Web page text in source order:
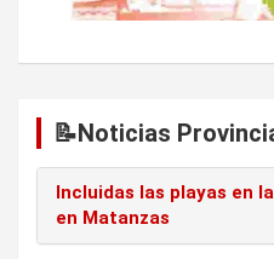
📝Noticias
Incluidas las playas en
en Matanzas